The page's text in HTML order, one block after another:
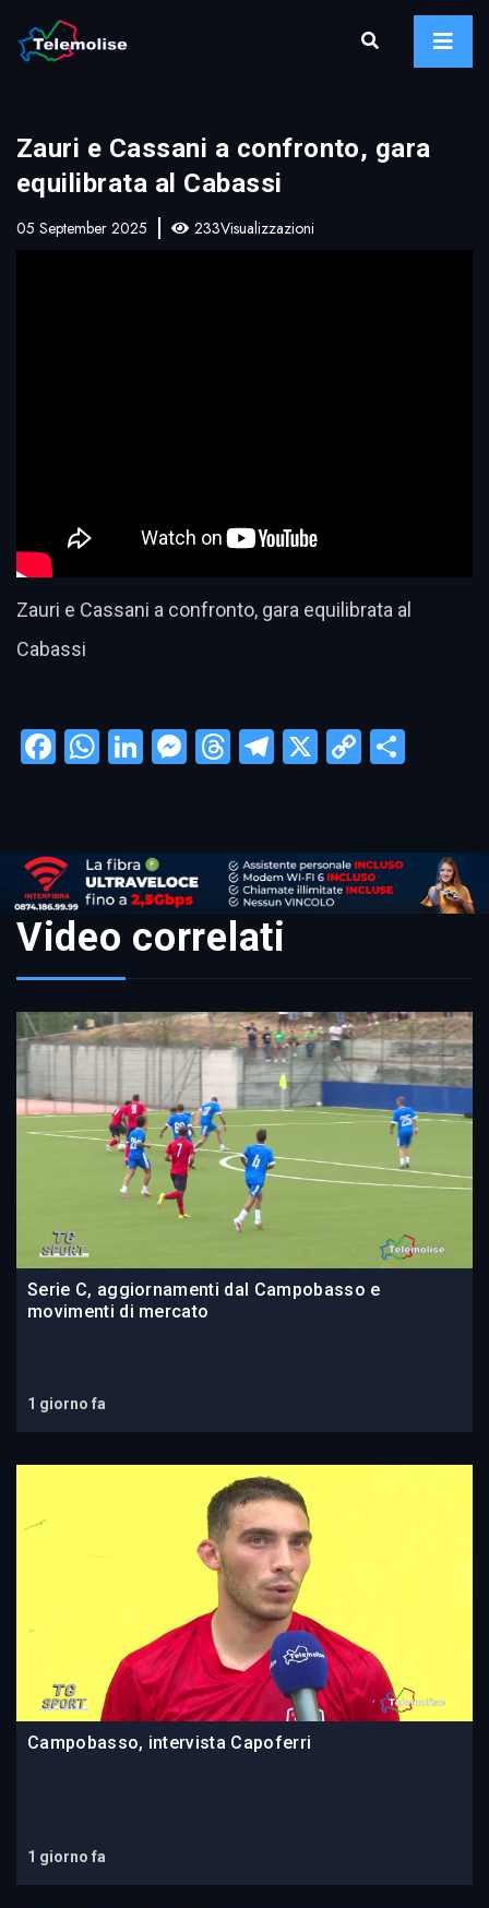
Zauri e Cassani a confronto, gara
equilibrata al Cabassi
05 September 2025 233Visualizzazioni
Zauri e Cassani a confronto, gara equilibrata al
Cabassi
Facebook
WhatsApp
LinkedIn
Messenger
Threads
Telegram
X
Copy
Video correlati
Serie C, aggiornamenti dal Campobasso e
movimenti di mercato
1 giorno fa
Campobasso, intervista Capoferri
1 giorno fa